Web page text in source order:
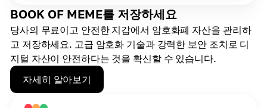
BOOK OF MEME를 저장하세요
당사의 무료이고 안전한 지갑에서 암호화폐 자산을 관리하
고 저장하세요. 고급 암호화 기술과 강력한 보안 조치로 디
지털 자산이 안전하다는 것을 확신할 수 있습니다.
자세히 알아보기